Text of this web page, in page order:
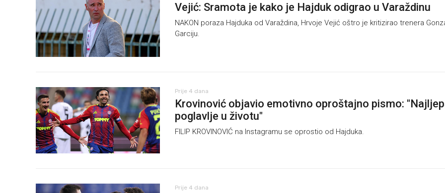
Vejić: Sramota je kako je Hajduk odigrao u Varaždinu
NAKON poraza Hajduka od Varaždina, Hrvoje Vejić oštro je kritizirao trenera
Garciju.
Prije 4 dana
Krovinović objavio emotivno oproštajno pismo:
poglavlje u životu"
FILIP KROVINOVIĆ na Instagramu se oprostio od Hajduka.
Prije 4 dana